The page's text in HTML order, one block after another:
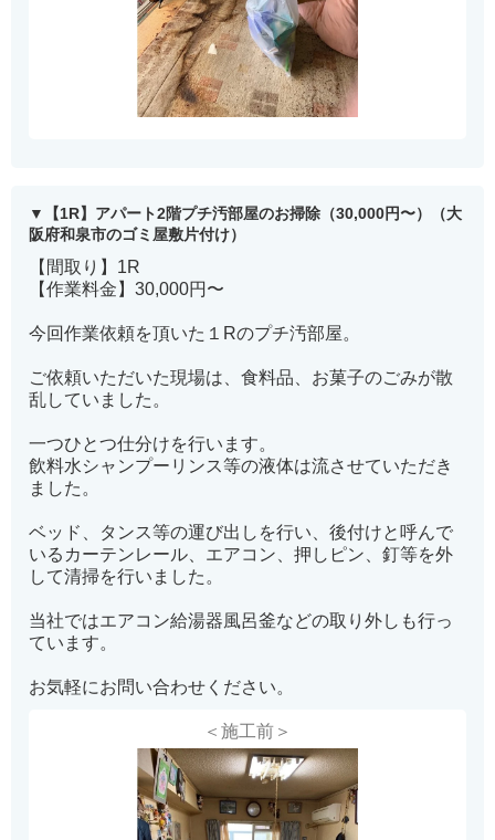
【1R】アパート2階プチ汚部屋のお掃除（30,000円〜）（大
阪府和泉市のゴミ屋敷片付け）
【間取り】1R
【作業料金】30,000円〜
今回作業依頼を頂いた１Rのプチ汚部屋。
ご依頼いただいた現場は、食料品、お菓子のごみが散
乱していました。
一つひとつ仕分けを行います。
飲料水シャンプーリンス等の液体は流させていただき
ました。
ベッド、タンス等の運び出しを行い、後付けと呼んで
いるカーテンレール、エアコン、押しピン、釘等を外
して清掃を行いました。
当社ではエアコン給湯器風呂釜などの取り外しも行っ
ています。
お気軽にお問い合わせください。
＜施工前＞